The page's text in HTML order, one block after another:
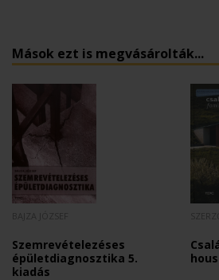
Mások ezt is megvásárolták...
Szemrevételezéses
épületdiagnosztika 5.
kiadás